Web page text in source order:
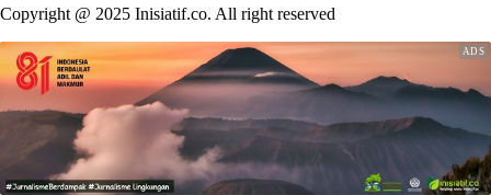
Copyright @ 2025 Inisiatif.co. All right reserved